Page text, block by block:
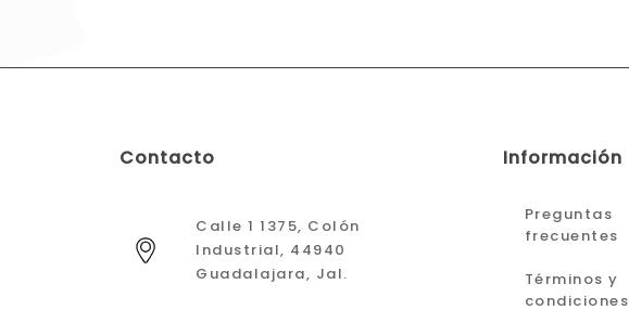
Contacto
Calle 1 1375, Colón
Industrial, 44940
Guadalajara, Jal.
Información
Preguntas
frecuentes
Términos y
condiciones